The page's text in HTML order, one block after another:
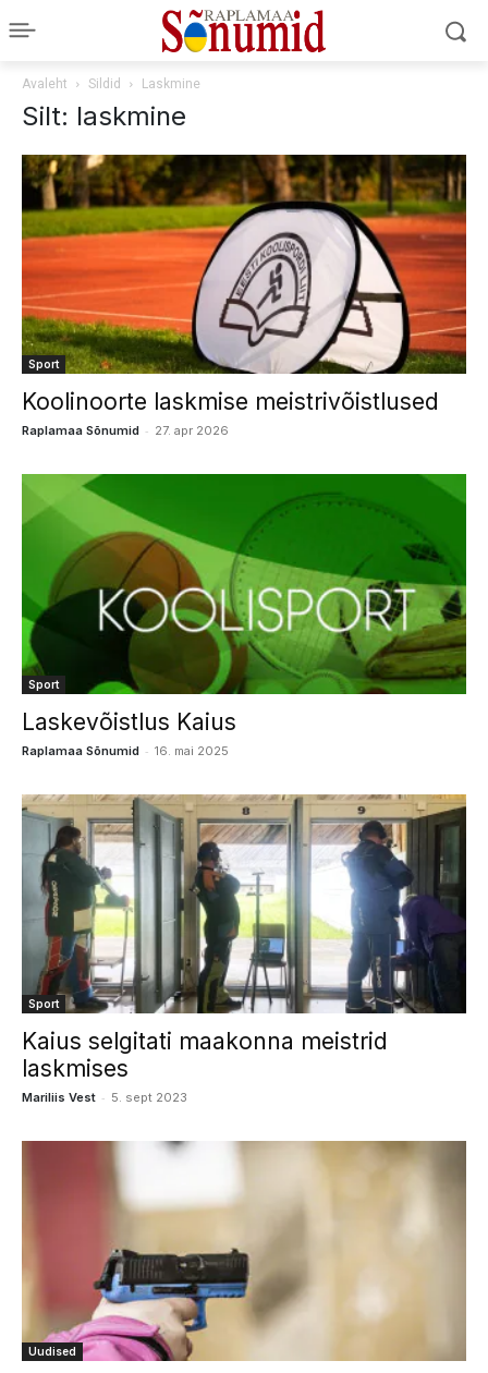
Avaleht Sildid Laskmine
Silt: laskmine
Sport
Koolinoorte laskmise meistrivõistlused
Raplamaa Sõnumid - 27. apr 2026
Sport
Laskevõistlus Kaius
Raplamaa Sõnumid - 16. mai 2025
Sport
Kaius selgitati maakonna meistrid
laskmises
Mariliis Vest - 5. sept 2023
Uudised